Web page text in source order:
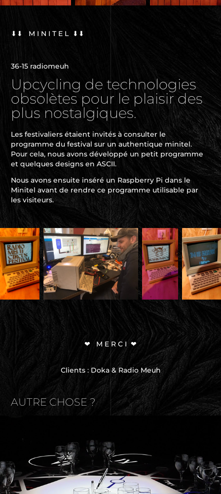
⬇⬇ M I N I T E L ⬇⬇
36-15 radiomeuh
Upcycling de technologies
obsolètes pour le plaisir des
plus nostalgiques.
Les festivaliers étaient invités à consulter le
programme du festival sur un authentique minitel.
Pour cela, nous avons développé un petit programme
et quelques designs en ASCII.
Nous avons ensuite inséré un Raspberry Pi dans le
Minitel avant de rendre ce programme utilisable par
les visiteurs.
❤ M E R C I ❤
Clients : Doka & Radio Meuh
AUTRE CHOSE ?
Mapping sur Table